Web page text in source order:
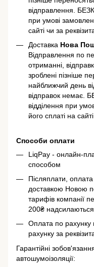
відправлення.
при умові
сайті чи за
Доставка Нова
Відправлення по
отриманні,
зроблені пізніше
найближчий день
відправок немає.
відділення при
його сплаті на
Способи оплати
LiqPay - онлайн-
способом
Післяплати,
доставкою Новою
тарифів компанії
200₴ надсилаються
Оплата по рахунку
рахунку за
Гарантійні
автошумоізоляції: